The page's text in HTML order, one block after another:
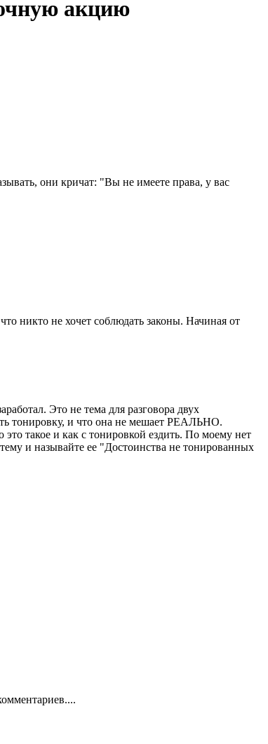
акцию
они кричат: "Вы не имеете права, у вас
никто не хочет соблюдать законы. Начиная от
Это не тема для разговора двух
тонировку, и что она не мешает РЕАЛЬНО.
такое и как с тонировкой ездить. По моему нет
и называйте ее "Достоинства не тонированных